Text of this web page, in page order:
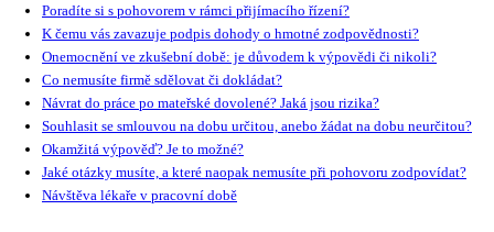
Poradíte si s pohovorem v rámci přijímacího řízení?
K čemu vás zavazuje podpis dohody o hmotné zodpovědnosti?
Onemocnění ve zkušební době: je důvodem k výpovědi či nikoli?
Co nemusíte firmě sdělovat či dokládat?
Návrat do práce po mateřské dovolené? Jaká jsou rizika?
Souhlasit se smlouvou na dobu určitou, anebo žádat na dobu neurčitou?
Okamžitá výpověď? Je to možné?
Jaké otázky musíte, a které naopak nemusíte při pohovoru zodpovídat?
Návštěva lékaře v pracovní době